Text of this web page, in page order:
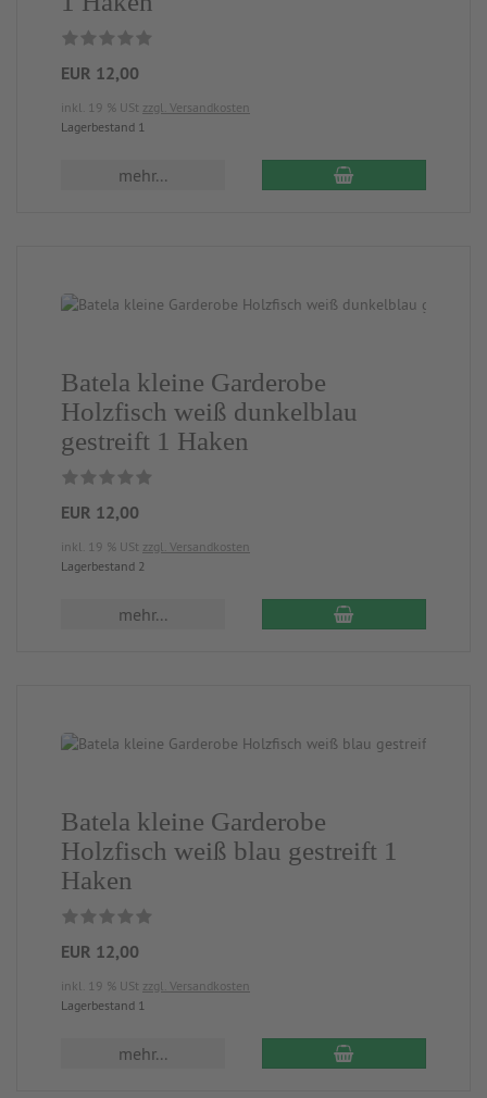
EUR 12,00
inkl. 19 % USt zzgl. Versandkosten
Lagerbestand 1
mehr...
Batela kleine Garderobe
Holzfisch weiß dunkelblau
gestreift 1 Haken
EUR 12,00
inkl. 19 % USt zzgl. Versandkosten
Lagerbestand 2
mehr...
Batela kleine Garderobe
Holzfisch weiß blau gestreift 1
Haken
EUR 12,00
inkl. 19 % USt zzgl. Versandkosten
Lagerbestand 1
mehr...